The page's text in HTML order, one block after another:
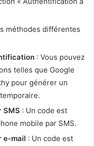
méthodes différentes
: Vous pouvez
telles que Google
pour générer un
SMS : Un code est
mobile par SMS.
e-mail : Un code est